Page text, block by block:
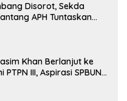
Disorot, Sekda
APH Tuntaskan
Khan Berlanjut ke
PTPN III, Aspirasi SPBUN